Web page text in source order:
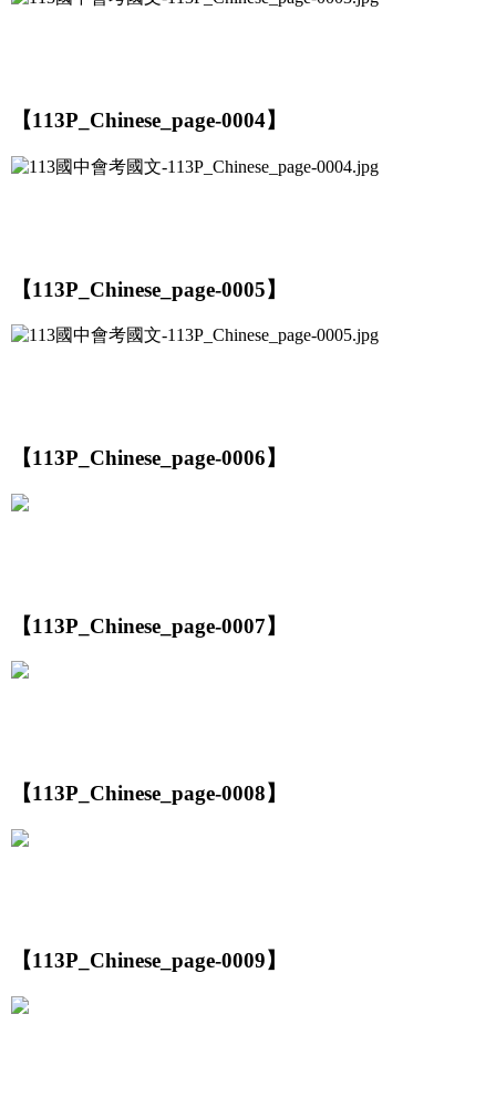
【113P_Chinese_page-0004】
【113P_Chinese_page-0005】
【113P_Chinese_page-0006】
【113P_Chinese_page-0007】
【113P_Chinese_page-0008】
【113P_Chinese_page-0009】